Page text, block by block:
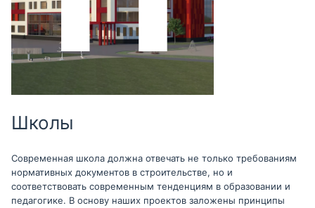
Школы
Современная школа должна отвечать не только требованиям
нормативных документов в строительстве, но и
соответствовать современным тенденциям в образовании и
педагогике. В основу наших проектов заложены принципы